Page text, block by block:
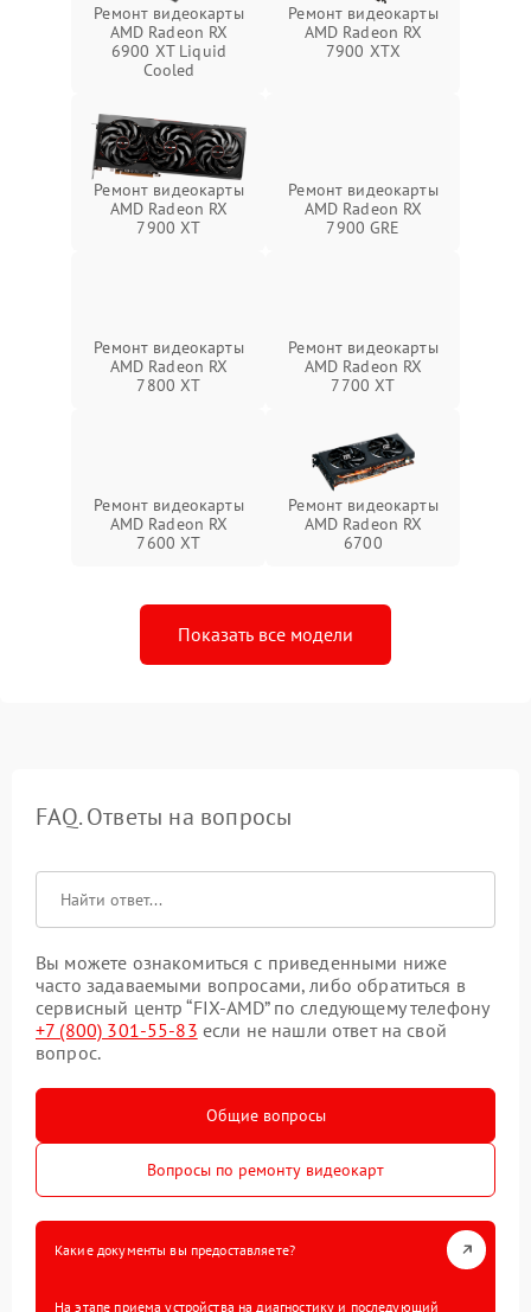
Ремонт видеокарты
AMD Radeon RX
6900 XT Liquid
Cooled
Ремонт видеокарты
AMD Radeon RX
7900 XTX
Ремонт видеокарты
AMD Radeon RX
7900 XT
Ремонт видеокарты
AMD Radeon RX
7900 GRE
Ремонт видеокарты
AMD Radeon RX
7800 XT
Ремонт видеокарты
AMD Radeon RX
7700 XT
Ремонт видеокарты
AMD Radeon RX
7600 XT
Ремонт видеокарты
AMD Radeon RX
6700
Показать все модели
FAQ. Ответы на вопросы
Вы можете ознакомиться с приведенными ниже
часто задаваемыми вопросами, либо обратиться в
сервисный центр “FIX-AMD” по следующему телефону
+7 (800) 301-55-83 если не нашли ответ на свой
вопрос.
Общие вопросы
Вопросы по ремонту видеокарт
Какие документы вы предоставляете?
На этапе приема устройства на диагностику и последующий